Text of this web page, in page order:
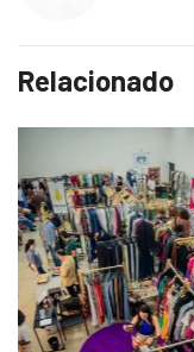
Relacionado